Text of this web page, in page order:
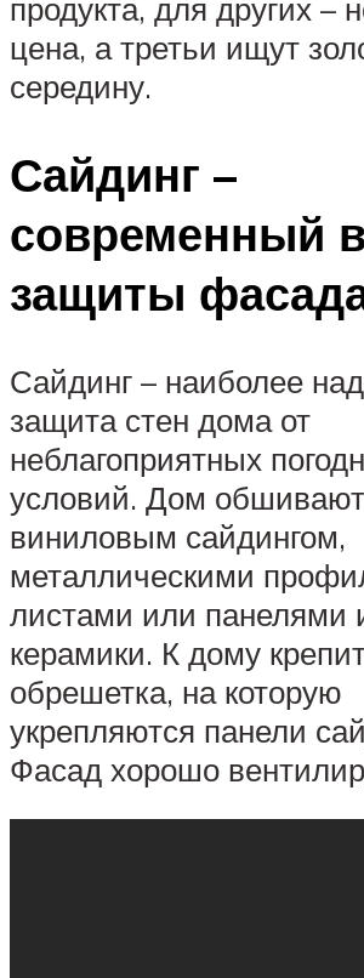
продукта, для других –
цена, а третьи ищут
середину.
Сайдинг –
современный
защиты
Сайдинг – наиболее
защита стен дома от
неблагоприятных
условий. Дом обшивают
виниловым сайдингом,
металлическими
листами или панелями
керамики. К дому
обрешетка, на которую
укрепляются панели
Фасад хорошо